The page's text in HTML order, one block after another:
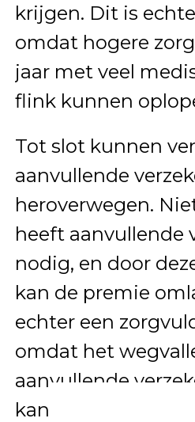
krijgen. Dit is
omdat hogere
jaar met veel
flink kunnen
Tot slot kunnen
aanvullende
heroverwegen.
heeft aanvullende
nodig, en door
kan de premie
echter een
omdat het
aanvullende
kan betekenen